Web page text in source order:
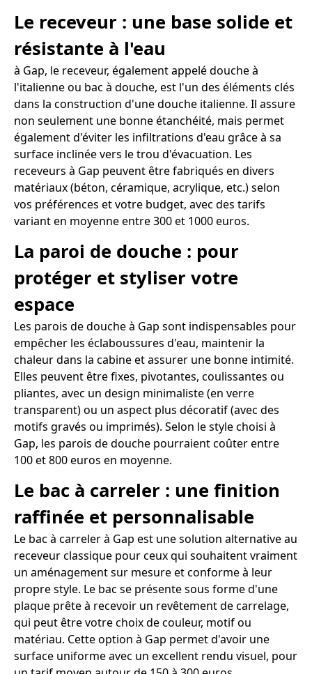
Le receveur : une base solide et
résistante à l'eau
à Gap, le receveur, également appelé douche à
l'italienne ou bac à douche, est l'un des éléments clés
dans la construction d'une douche italienne. Il assure
non seulement une bonne étanchéité, mais permet
également d'éviter les infiltrations d'eau grâce à sa
surface inclinée vers le trou d'évacuation. Les
receveurs à Gap peuvent être fabriqués en divers
matériaux (béton, céramique, acrylique, etc.) selon
vos préférences et votre budget, avec des tarifs
variant en moyenne entre 300 et 1000 euros.
La paroi de douche : pour
protéger et styliser votre
espace
Les parois de douche à Gap sont indispensables pour
empêcher les éclaboussures d'eau, maintenir la
chaleur dans la cabine et assurer une bonne intimité.
Elles peuvent être fixes, pivotantes, coulissantes ou
pliantes, avec un design minimaliste (en verre
transparent) ou un aspect plus décoratif (avec des
motifs gravés ou imprimés). Selon le style choisi à
Gap, les parois de douche pourraient coûter entre
100 et 800 euros en moyenne.
Le bac à carreler : une finition
raffinée et personnalisable
Le bac à carreler à Gap est une solution alternative au
receveur classique pour ceux qui souhaitent vraiment
un aménagement sur mesure et conforme à leur
propre style. Le bac se présente sous forme d'une
plaque prête à recevoir un revêtement de carrelage,
qui peut être votre choix de couleur, motif ou
matériau. Cette option à Gap permet d'avoir une
surface uniforme avec un excellent rendu visuel, pour